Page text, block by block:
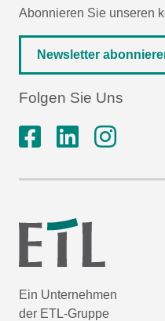
Abonnieren Sie unseren
Newsletter
Folgen Sie Uns
Ein Unternehmen
der ETL-Gruppe